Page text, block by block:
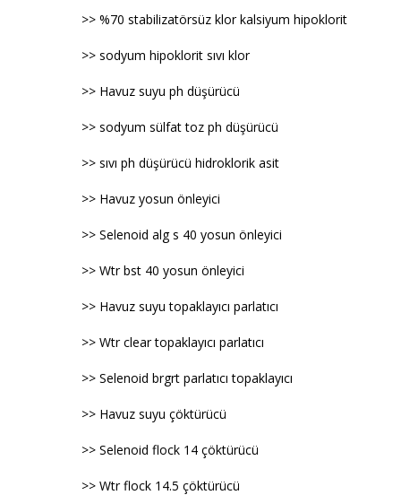
>> %70 stabilizatörsüz klor kalsiyum hipoklorit
>> sodyum hipoklorit sıvı klor
>> Havuz suyu ph düşürücü
>> sodyum sülfat toz ph düşürücü
>> sıvı ph düşürücü hidroklorik asit
>> Havuz yosun önleyici
>> Selenoid alg s 40 yosun önleyici
>> Wtr bst 40 yosun önleyici
>> Havuz suyu topaklayıcı parlatıcı
>> Wtr clear topaklayıcı parlatıcı
>> Selenoid brgrt parlatıcı topaklayıcı
>> Havuz suyu çöktürücü
>> Selenoid flock 14 çöktürücü
>> Wtr flock 14.5 çöktürücü